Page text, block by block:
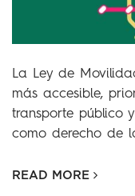
La Ley de
más accesible,
transporte público
como derecho de
READ MORE